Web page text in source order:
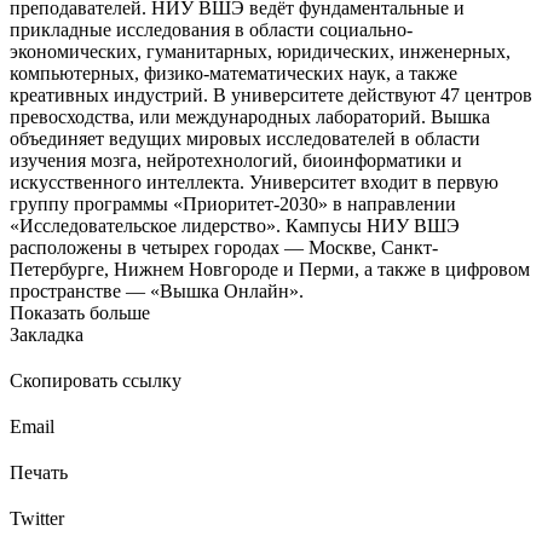
преподавателей. НИУ ВШЭ ведёт фундаментальные и
прикладные исследования в области социально-
экономических, гуманитарных, юридических, инженерных,
компьютерных, физико-математических наук, а также
креативных индустрий. В университете действуют 47 центров
превосходства, или международных лабораторий. Вышка
объединяет ведущих мировых исследователей в области
изучения мозга, нейротехнологий, биоинформатики и
искусственного интеллекта. Университет входит в первую
группу программы «Приоритет-2030» в направлении
«Исследовательское лидерство». Кампусы НИУ ВШЭ
расположены в четырех городах — Москве, Санкт-
Петербурге, Нижнем Новгороде и Перми, а также в цифровом
пространстве — «Вышка Онлайн».
Показать больше
Закладка
Скопировать ссылку
Email
Печать
Twitter